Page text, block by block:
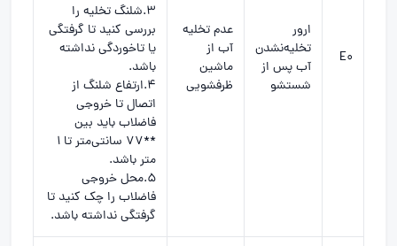
E0
ارور
تخلیه‌نشدن
آب پس از
شستشو
عدم تخلیه
آب از
ماشین
ظرفشویی
3.شلنگ تخلیه را
بررسی کنید تا گرفتگی
یا تاخوردگی نداشته
باشد.
4.ارتفاع شلنگ از
اتصال تا خروجی
فاضلاب باید بین
**77 سانتی‌متر تا 1
متر باشد.
5.محل خروجی
فاضلاب را چک کنید تا
گرفتگی نداشته باشد.